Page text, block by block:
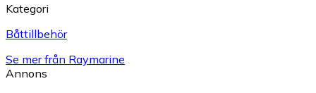
Kategori
Båttillbehör
Se mer från Raymarine
Annons